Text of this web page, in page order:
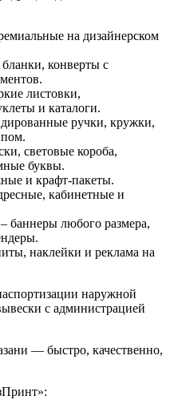
на дизайнерском
конверты с
листовки,
и каталоги.
ручки, кружки,
световые короба,
буквы.
и крафт-пакеты.
кабинетные и
баннеры любого размера,
наклейки и реклама на
наружной
с администрацией
— быстро, качественно,